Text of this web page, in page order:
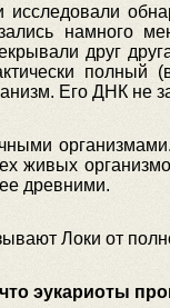
исследовали
намного
друг
полный
Его ДНК не
живых
древними.
Локи от
эукариоты